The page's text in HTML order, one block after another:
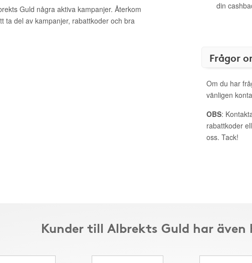
Guld några aktiva kampanjer. Återkom
ta del av kampanjer, rabattkoder och bra
din
Frågor
Om du har
vänligen
OBS:
rabattkoder
oss. Tack!
Kunder till Albrekts Guld har